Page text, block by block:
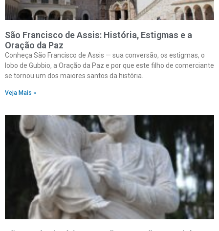
São Francisco de Assis: História, Estigmas e a
Oração da Paz
Conheça São Francisco de Assis — sua conversão, os estigmas, o
lobo de Gubbio, a Oração da Paz e por que este filho de comerciante
se tornou um dos maiores santos da história.
Veja Mais »